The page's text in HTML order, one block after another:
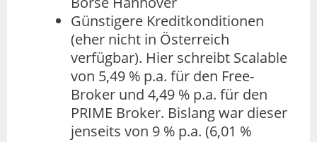
Günstigere Kreditkonditionen
(eher nicht in Österreich
verfügbar). Hier schreibt Scalable
von 5,49 % p.a. für den Free-
Broker und 4,49 % p.a. für den
PRIME Broker. Bislang war dieser
jenseits von 9 % p.a. (6,01 %